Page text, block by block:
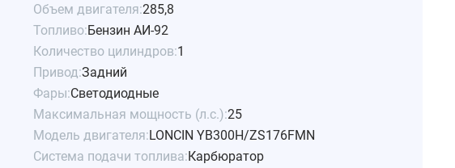
Объем двигателя:285,8
Топливо:Бензин АИ-92
Количество цилиндров:1
Привод:Задний
Фары:Светодиодные
Максимальная мощность (л.с.):25
Модель двигателя:LONCIN YB300H/ZS176FMN
Система подачи топлива:Карбюратор